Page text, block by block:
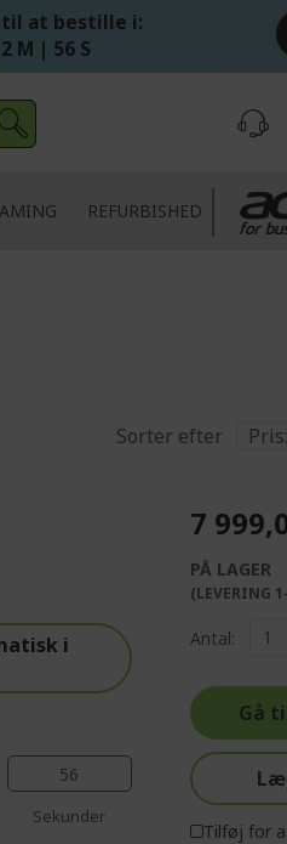
at bestille i:
M | 55 S
REFURBISHED
Sorter efter
i
56
Sekunder
7
PÅ LAGER
(LEVERING
Antal:
Gå
Tilføj for